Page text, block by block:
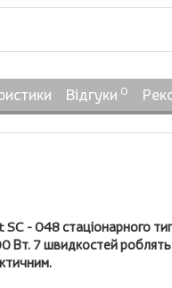
Відгуки 0
SC - 048стаціонарного
Вт. 7 швидкостей